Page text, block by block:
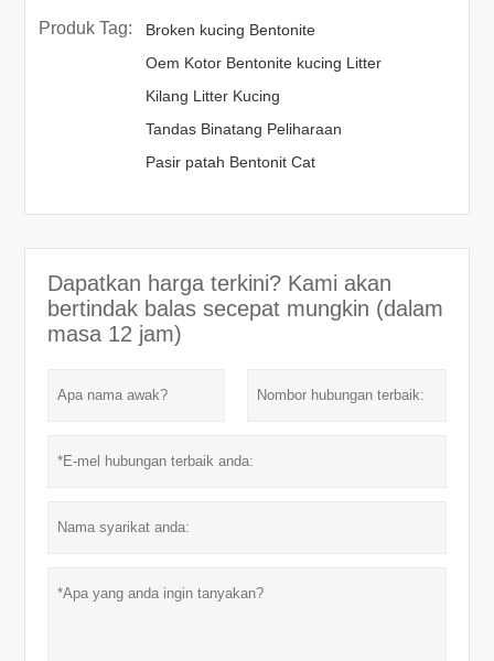
Produk Tag:
Broken kucing Bentonite
Oem Kotor Bentonite kucing Litter
Kilang Litter Kucing
Tandas Binatang Peliharaan
Pasir patah Bentonit Cat
Dapatkan harga terkini? Kami akan
bertindak balas secepat mungkin (dalam
masa 12 jam)